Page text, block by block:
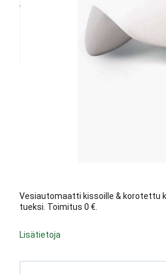
Vesiautomaatti kissoille & korotettu
tueksi. Toimitus 0 €.
Lisätietoja